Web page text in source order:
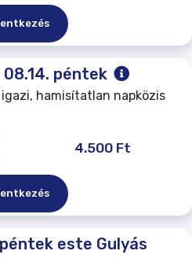
08.14. péntek
hamisítatlan napközis
4.500 Ft
este Gulyás